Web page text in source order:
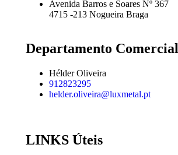
Avenida Barros e Soares Nº 367
4715 -213 Nogueira Braga
Departamento Comercial
Hélder Oliveira
912823295
helder.oliveira@luxmetal.pt
LINKS Úteis